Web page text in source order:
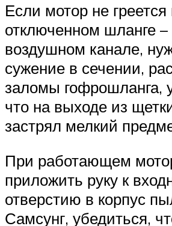
Если мотор не греется
отключенном шланге
воздушном канале,
сужение в сечении,
заломы гофрошланга,
что на выходе из
застрял мелкий
При работающем
приложить руку к
отверстию в корпус
Самсунг, убедиться,